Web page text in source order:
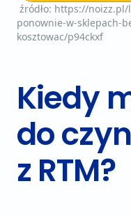
źródło: https://
ponownie-w-sklepach-
kosztowac/p94ckxf
Kiedy
do
z RTM?